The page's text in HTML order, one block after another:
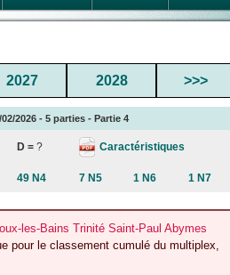
2027 2028 >>>
2026 - 5 parties - Partie 4
D = ? Caractéristiques
49 N4 7 N5 1 N6 1 N7
les-Bains Trinité Saint-Paul Abymes
pour le classement cumulé du multiplex,